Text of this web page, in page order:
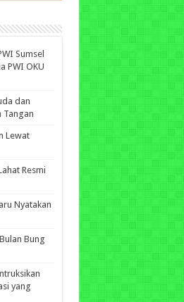
Sumsel
PWI OKU
dan
Tangan
Lewat
Resmi
Nyatakan
Bung
yang